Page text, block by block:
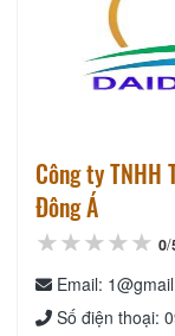
Công ty
Đông Á
★★★★★
★★★★★
★★★★★ 0/
Email:
Số điện thoại: